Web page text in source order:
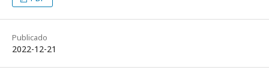
Publicado
2022-12-21